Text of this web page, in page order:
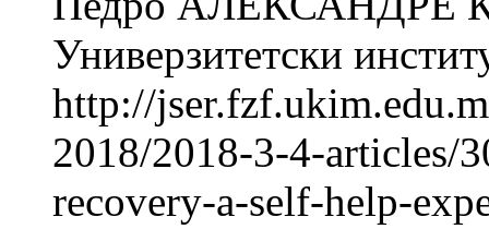
Универзитетски
http://
2018/2018-3-4-articles/
recovery-a-self-help-